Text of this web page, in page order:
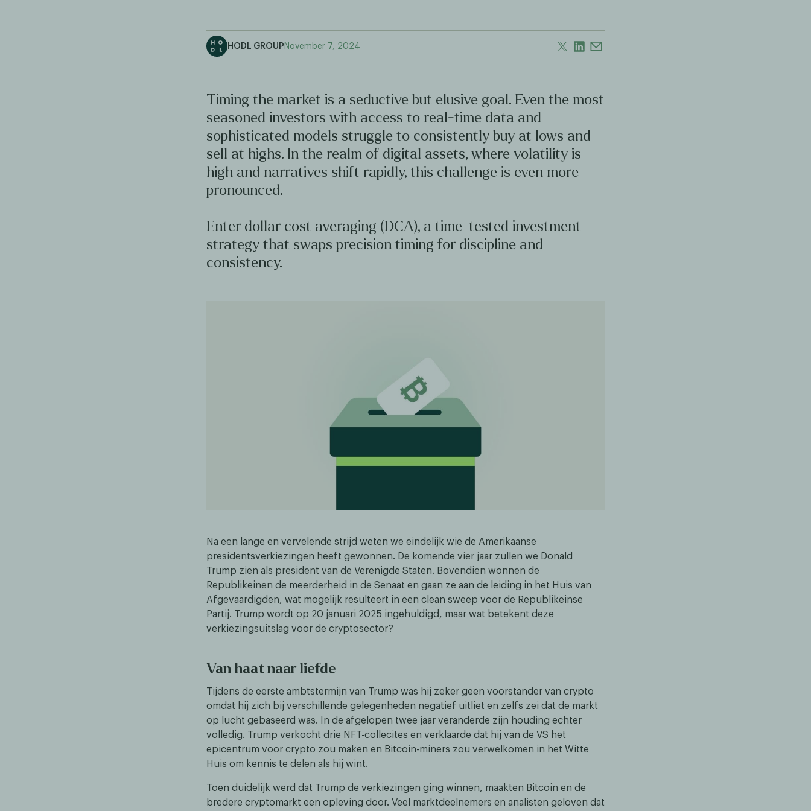
HODL GROUP November 7, 2024
Timing the market is a seductive but elusive goal. Even the most
seasoned investors with access to real-time data and
sophisticated models struggle to consistently buy at lows and
sell at highs. In the realm of digital assets, where volatility is
high and narratives shift rapidly, this challenge is even more
pronounced.
Enter dollar cost averaging (DCA), a time-tested investment
strategy that swaps precision timing for discipline and
consistency.
Na een lange en vervelende strijd weten we eindelijk wie de Amerikaanse
presidentsverkiezingen heeft gewonnen. De komende vier jaar zullen we Donald
Trump zien als president van de Verenigde Staten. Bovendien wonnen de
Republikeinen de meerderheid in de Senaat en gaan ze aan de leiding in het Huis van
Afgevaardigden, wat mogelijk resulteert in een clean sweep voor de Republikeinse
Partij. Trump wordt op 20 januari 2025 ingehuldigd, maar wat betekent deze
verkiezingsuitslag voor de cryptosector?
Van haat naar liefde
Tijdens de eerste ambtstermijn van Trump was hij zeker geen voorstander van crypto
omdat hij zich bij verschillende gelegenheden negatief uitliet en zelfs zei dat de markt
op lucht gebaseerd was. In de afgelopen twee jaar veranderde zijn houding echter
volledig. Trump verkocht drie NFT-collecites en verklaarde dat hij van de VS het
epicentrum voor crypto zou maken en Bitcoin-miners zou verwelkomen in het Witte
Huis om kennis te delen als hij wint.
Toen duidelijk werd dat Trump de verkiezingen ging winnen, maakten Bitcoin en de
bredere cryptomarkt een opleving door. Veel marktdeelnemers en analisten geloven dat